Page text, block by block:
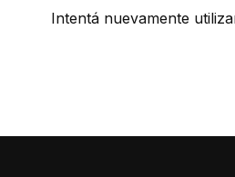
Intentá nuevamente